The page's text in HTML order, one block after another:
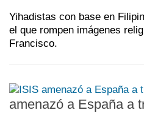
Yihadistas con base en
el que rompen imágenes
Francisco.
amenazó a España a